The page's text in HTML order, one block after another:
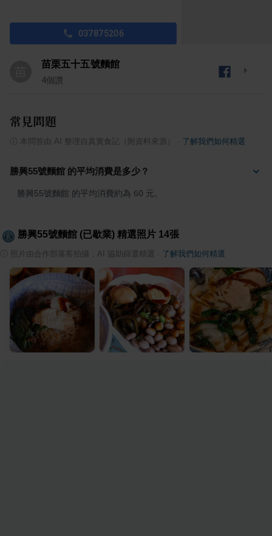
037875206
苗栗五十五號麵館
4個讚
常見問題
本問答由 AI 整理自真實食記（附資料來源） 了解我們如何精選
勝興55號麵館 的平均消費是多少？
勝興55號麵館 的平均消費約為 60 元。
勝興55號麵館 (已歇業) 精選照片 14張
照片由合作部落客拍攝，AI 協助篩選精選 了解我們如何精選